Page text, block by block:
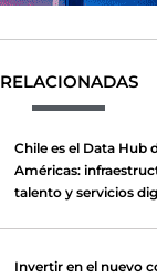
RELACIONADAS
Chile es el Data Hub
Américas:
talento y servicios
Invertir en el nuevo